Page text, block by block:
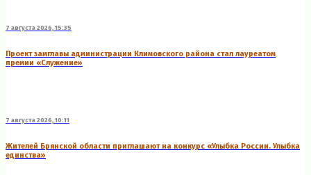
7 августа 2026, 15:35
Проект замглавы администрации Климовского района стал лауреатом
премии «Служение»
7 августа 2026, 10:11
Жителей Брянской области приглашают на конкурс «Улыбка России. Улыбка
единства»